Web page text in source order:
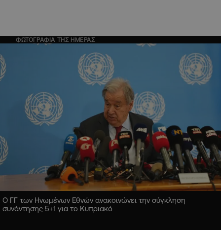
ΦΩΤΟΓΡΑΦΙΑ ΤΗΣ ΗΜΕΡΑΣ
Ο ΓΓ των Ηνωμένων Εθνών ανακοινώνει την σύγκληση
συνάντησης 5+1 για το Κυπριακό